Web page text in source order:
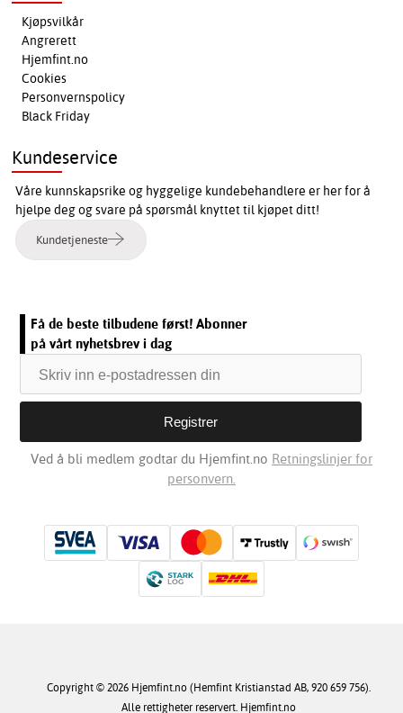
Kjøpsvilkår
Angrerett
Hjemfint.no
Cookies
Personvernspolicy
Black Friday
Kundeservice
Våre kunnskapsrike og hyggelige kundebehandlere er her for å
hjelpe deg og svare på spørsmål knyttet til kjøpet ditt!
Kundetjeneste
Få de beste tilbudene først! Abonner
på vårt nyhetsbrev i dag
Ved å bli medlem godtar du Hjemfint.no Retningslinjer for
personvern.
Copyright © 2026 Hjemfint.no (Hemfint Kristianstad AB, 920 659 756).
Alle rettigheter reservert. Hjemfint.no